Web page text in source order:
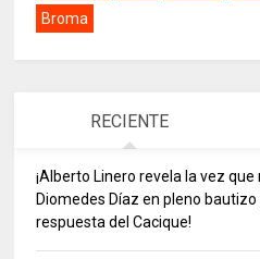
Broma
RECIENTE
¡Alberto Linero revela la vez
Diomedes Díaz en pleno
respuesta del Cacique!